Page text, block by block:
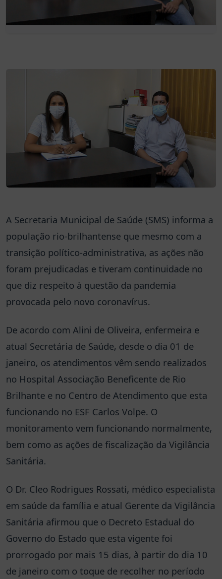
A Secretaria Municipal de Saúde (SMS) informa a
população rio-brilhantense que mesmo com a
transição político-administrativa, as ações não
foram prejudicadas e tiveram continuidade no
que diz respeito à questão da pandemia
provocada pelo novo coronavírus.
De acordo com Alini de Oliveira, enfermeira e
atual Secretária de Saúde, desde o dia 01 de
janeiro, os atendimentos vêm sendo realizados
no Hospital Associação Beneficente de Rio
Brilhante e no Centro de Atendimento que esta
funcionando no ESF Carlos Volpe. O
monitoramento vem funcionando normalmente,
bem como as ações de fiscalização da Vigilância
Sanitária.
O Dr. Cleo Rodrigues Rossati, médico especialista
em saúde da família e atual Gerente da Vigilância
Sanitária afirmou que o Decreto Estadual do
Governo do Estado que esta vigente foi
prorrogado por mais 15 dias, à partir do dia 10
de janeiro com o toque de recolher no período